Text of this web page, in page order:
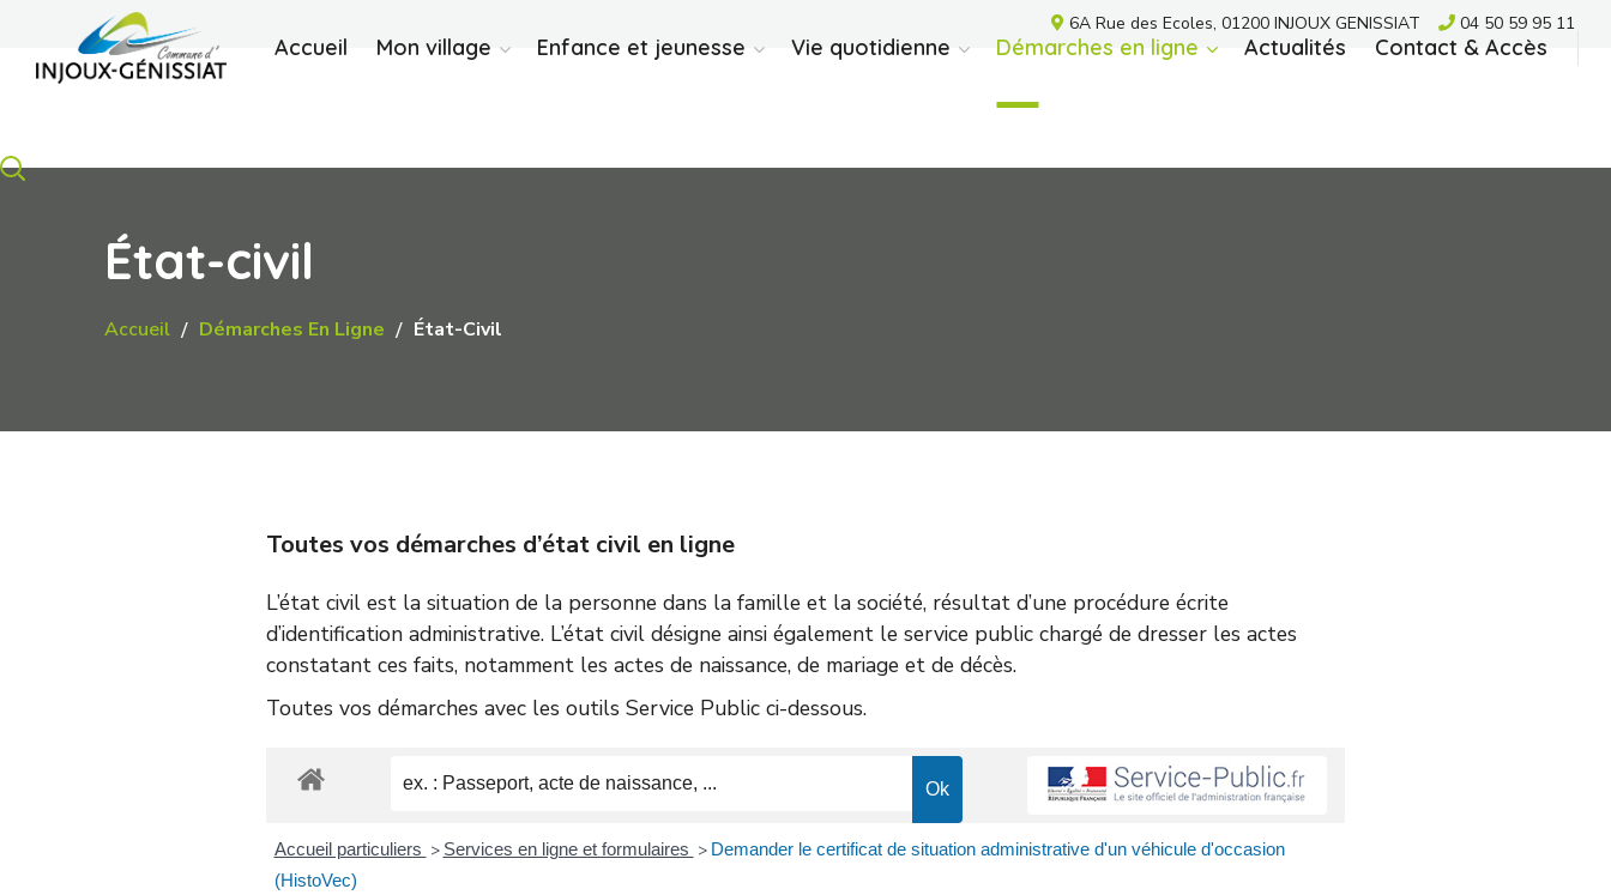
6A Rue des Ecoles, 01200 INJOUX GENISSIAT 04 50 59 95 11
Accueil Mon village Enfance et jeunesse Vie quotidienne Démarches en ligne Actualités Contact & Accès
État-civil
Accueil Démarches En Ligne État-Civil
Toutes vos démarches d’état civil en ligne
L’état civil est la situation de la personne dans la famille et la société, résultat d’une procédure écrite
d’identification administrative. L’état civil désigne ainsi également le service public chargé de dresser les actes
constatant ces faits, notamment les actes de naissance, de mariage et de décès.
Toutes vos démarches avec les outils Service Public ci-dessous.
Accueil particuliers > Services en ligne et formulaires > Demander le certificat de situation administrative d'un véhicule d'occasion
(HistoVec)